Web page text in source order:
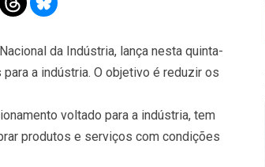
da Indústria, lança nesta quinta-
a indústria. O objetivo é reduzir os
voltado para a indústria, tem
produtos e serviços com condições